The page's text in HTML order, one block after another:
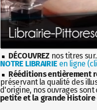
DÉCOUVREZ nos titres
NOTRE LIBRAIRIE en ligne
Rééditions entièrement
préservant la qualité des
d'origine, nos ouvrages sont
petite et la grande Histoire